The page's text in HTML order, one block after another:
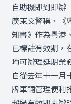
自助機即到即辦
廣東交警稱，《
知書》作為粵港
已標註有效期，
均可辦理延期業
自從去年十一月
牌車輛管理便利